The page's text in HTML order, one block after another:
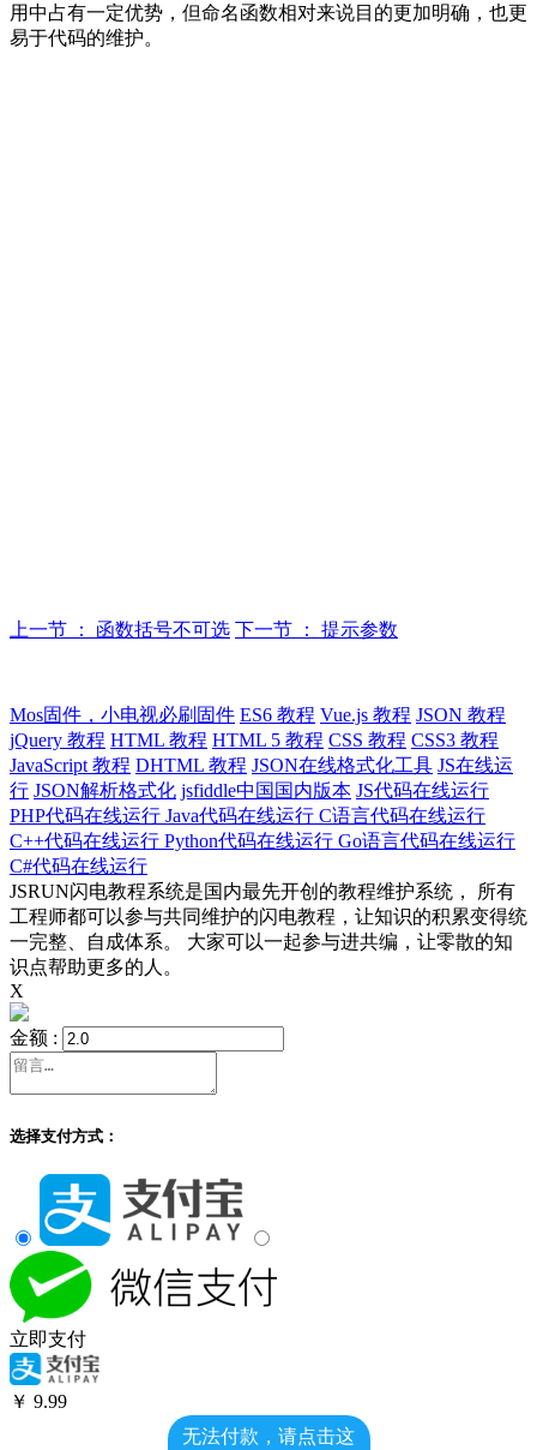
用中占有一定优势，但命名函数相对来说目的更加明确，也更
易于代码的维护。
上一节 ： 函数括号不可选 下一节 ： 提示参数
Mos固件，小电视必刷固件 ES6 教程 Vue.js 教程 JSON 教程
jQuery 教程 HTML 教程 HTML 5 教程 CSS 教程 CSS3 教程
JavaScript 教程 DHTML 教程 JSON在线格式化工具 JS在线运
行 JSON解析格式化 jsfiddle中国国内版本 JS代码在线运行
PHP代码在线运行 Java代码在线运行 C语言代码在线运行
C++代码在线运行 Python代码在线运行 Go语言代码在线运行
C#代码在线运行
JSRUN闪电教程系统是国内最先开创的教程维护系统， 所有
工程师都可以参与共同维护的闪电教程，让知识的积累变得统
一完整、自成体系。 大家可以一起参与进共编，让零散的知
识点帮助更多的人。
X
金额 :
选择支付方式：
立即支付
￥ 9.99
无法付款，请点击这